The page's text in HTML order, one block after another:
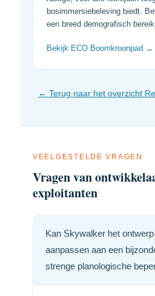
bosimmersiebeleving biedt.
een breed demografisch
Bekijk ECO Boomkroonpad →
← Terug naar het overzicht
VEELGESTELDE VRAGEN
Vragen van
exploitanten
Kan Skywalker het
aanpassen aan een
strenge planologische